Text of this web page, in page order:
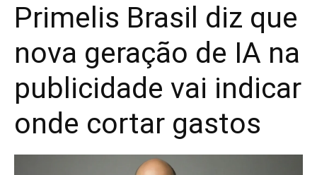
Primelis Brasil diz que
nova geração de IA na
publicidade vai indicar
onde cortar gastos